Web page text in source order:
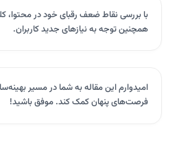
با بررسی نقاط ضعف رقبای خود در محتوا،
همچنین توجه به نیازهای جدید کاربران.
امیدوارم این مقاله به شما در مسیر
فرصت‌های پنهان کمک کند. موفق باشید!